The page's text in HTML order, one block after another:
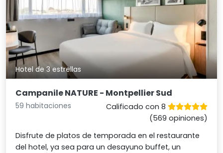
Hotel de 3 estrellas
Campanile NATURE - Montpellier Sud
59 habitaciones
Calificado con 8
(569 opiniones)
Disfrute de platos de temporada en el restaurante
del hotel, ya sea para un desayuno buffet, un